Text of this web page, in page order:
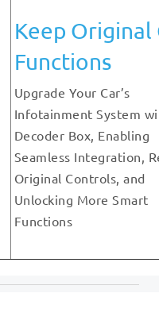
Keep Original
Functions
Upgrade Your Car’s
Infotainment System
Decoder Box, Enabling
Seamless Integration,
Original Controls, and
Unlocking More Smart
Functions